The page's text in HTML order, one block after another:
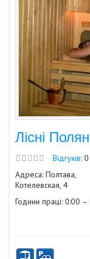
Лісні
Відгуків: 0
Адреса: Полтава,
Котелевская, 4
Години праці: 0:00 –